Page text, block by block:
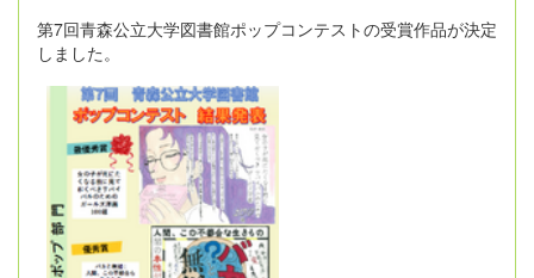
第7回青森公立大学図書館ポップコンテストの受賞作品が決定
しました。